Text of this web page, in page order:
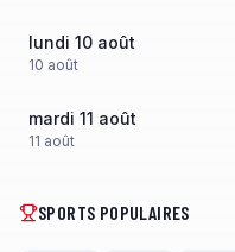
lundi 10 août
10 août
mardi 11 août
11 août
SPORTS POPULAIRES